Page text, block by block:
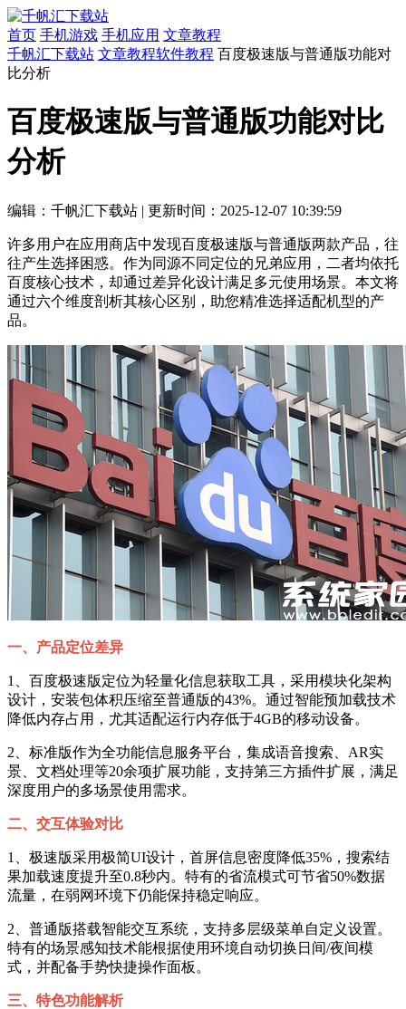
首页 手机游戏 手机应用 文章教程
千帆汇下载站 文章教程软件教程 百度极速版与普通版功能对
比分析
百度极速版与普通版功能对比
分析
编辑：千帆汇下载站 | 更新时间：2025-12-07 10:39:59
许多用户在应用商店中发现百度极速版与普通版两款产品，往
往产生选择困惑。作为同源不同定位的兄弟应用，二者均依托
百度核心技术，却通过差异化设计满足多元使用场景。本文将
通过六个维度剖析其核心区别，助您精准选择适配机型的产
品。
一、产品定位差异
1、百度极速版定位为轻量化信息获取工具，采用模块化架构
设计，安装包体积压缩至普通版的43%。通过智能预加载技术
降低内存占用，尤其适配运行内存低于4GB的移动设备。
2、标准版作为全功能信息服务平台，集成语音搜索、AR实
景、文档处理等20余项扩展功能，支持第三方插件扩展，满足
深度用户的多场景使用需求。
二、交互体验对比
1、极速版采用极简UI设计，首屏信息密度降低35%，搜索结
果加载速度提升至0.8秒内。特有的省流模式可节省50%数据
流量，在弱网环境下仍能保持稳定响应。
2、普通版搭载智能交互系统，支持多层级菜单自定义设置。
特有的场景感知技术能根据使用环境自动切换日间/夜间模
式，并配备手势快捷操作面板。
三、特色功能解析